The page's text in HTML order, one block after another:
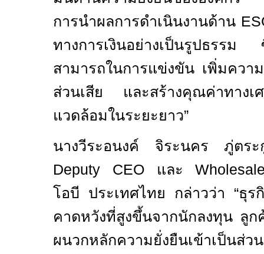
การนำผลการดำเนินงานด้าน
ทางการเงินอย่างเป็นรูปธรรม
สามารถในการแข่งขัน เพิ่มควา
ส่วนเสีย และสร้างคุณค่าทาง
แวดล้อมในระยะยาว”
นางวีระอนงค์ จิระนคร ภู่ตระ
Deputy CEO และ
โอบี ประเทศไทย กล่าวว่า “ธุร
คาดหวังที่สูงขึ้นจากนักลงทุน ลู
ผนวกหลักความยั่งยืนเข้าเป็นส่ว